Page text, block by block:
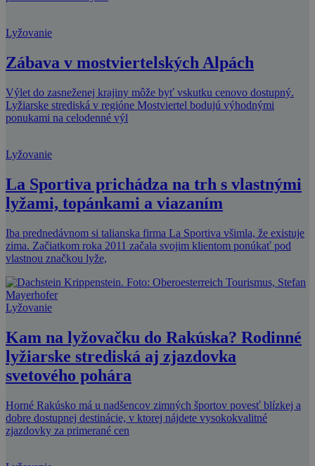
Lyžovanie
Zábava v mostviertelských Alpách
Výlet do zasneženej krajiny môže byť vskutku cenovo dostupný.
Lyžiarske strediská v regióne Mostviertel bodujú výhodnými
ponukami na celodenné výl
Lyžovanie
La Sportiva prichádza na trh s vlastnými
lyžami, topánkami a viazaním
Iba prednedávnom si talianska firma La Sportiva všimla, že existuje
zima. Začiatkom roka 2011 začala svojim klientom ponúkať pod
vlastnou značkou lyže,
Lyžovanie
Kam na lyžovačku do Rakúska? Rodinné
lyžiarske strediská aj zjazdovka
svetového pohára
Horné Rakúsko má u nadšencov zimných športov povesť blízkej a
dobre dostupnej destinácie, v ktorej nájdete vysokokvalitné
zjazdovky za primerané cen